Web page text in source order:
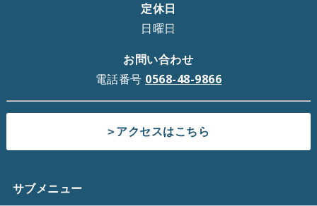
定休日
日曜日
お問い合わせ
電話番号 0568-48-9866
アクセスはこちら
サブメニュー